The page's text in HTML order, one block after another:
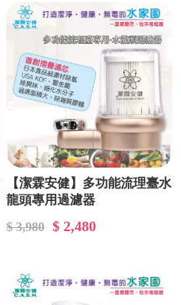
【潔霖安健】多功能流理臺水
龍頭專用過濾器
$ 3,980
$ 2,480